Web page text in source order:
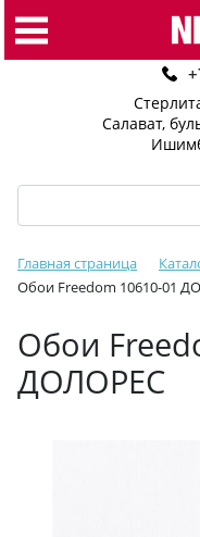
Салават,
Главная страница
Обои Freedom 10610-01
Обои
ДОЛОРЕС